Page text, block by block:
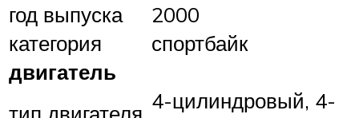
год выпуска
2000
категория
спортбайк
двигатель
4-цилиндровый, 4-